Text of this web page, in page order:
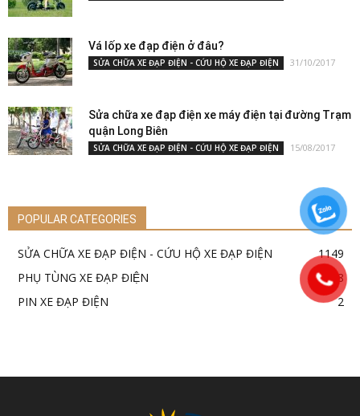
Vá lốp xe đạp điện ở đâu?
SỬA CHỮA XE ĐẠP ĐIỆN - CỨU HỘ XE ĐẠP ĐIỆN 31/10/2017
Sửa chữa xe đạp điện xe máy điện tại đường Trạm
quận Long Biên
SỬA CHỮA XE ĐẠP ĐIỆN - CỨU HỘ XE ĐẠP ĐIỆN 15/08/2017
POPULAR CATEGORIES
SỬA CHỮA XE ĐẠP ĐIỆN - CỨU HỘ XE ĐẠP ĐIỆN
1149
PHỤ TÙNG XE ĐẠP ĐIỆN
18
PIN XE ĐẠP ĐIỆN
2